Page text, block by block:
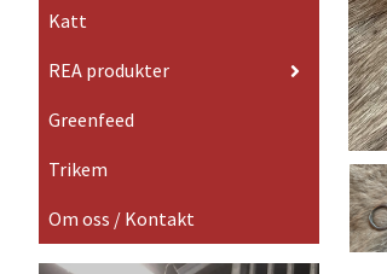
Katt
REA produkter
Greenfeed
Trikem
Om oss / Kontakt